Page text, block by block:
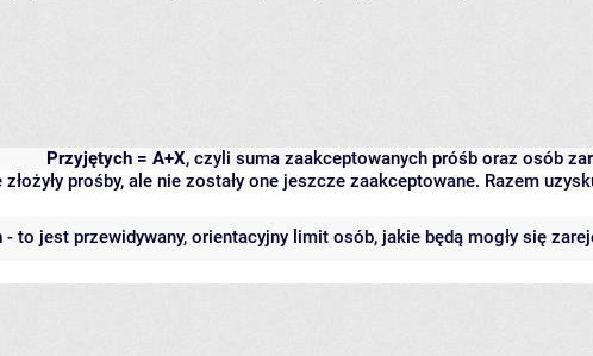
Przyjętych = A+X, czyli suma zaakceptowanych próśb oraz osób
prośby, ale nie zostały one jeszcze zaakceptowane. Razem
- to jest przewidywany, orientacyjny limit osób, jakie będą mogły się